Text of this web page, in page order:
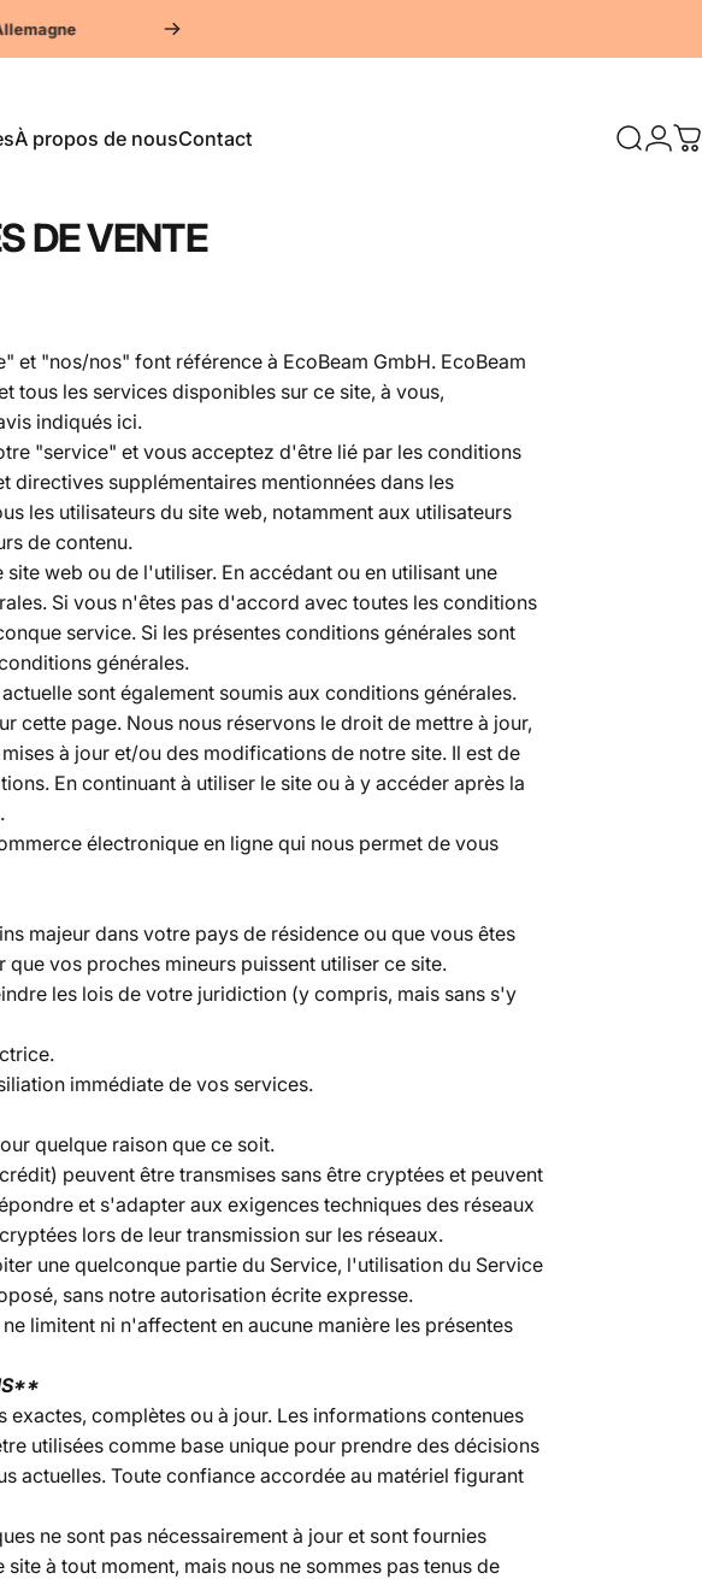
À propos de nousContact
DE VENTE
et "nos/nos" font référence à EcoBeam GmbH. EcoBeam
tous les services disponibles sur ce site, à vous,
indiqués ici.
"service" et vous acceptez d'être lié par les conditions
supplémentaires mentionnées dans les
les utilisateurs du site web, notamment aux utilisateurs
de contenu.
web ou de l'utiliser. En accédant ou en utilisant une
Si vous n'êtes pas d'accord avec toutes les conditions
service. Si les présentes conditions générales sont
générales.
sont également soumis aux conditions générales.
cette page. Nous nous réservons le droit de mettre à jour,
à jour et/ou des modifications de notre site. Il est de
En continuant à utiliser le site ou à y accéder après la
électronique en ligne qui nous permet de vous
majeur dans votre pays de résidence ou que vous êtes
vos proches mineurs puissent utiliser ce site.
les lois de votre juridiction (y compris, mais sans s'y
immédiate de vos services.
quelque raison que ce soit.
peuvent être transmises sans être cryptées et peuvent
et s'adapter aux exigences techniques des réseaux
lors de leur transmission sur les réseaux.
une quelconque partie du Service, l'utilisation du Service
sans notre autorisation écrite expresse.
limitent ni n'affectent en aucune manière les présentes
complètes ou à jour. Les informations contenues
utilisées comme base unique pour prendre des décisions
actuelles. Toute confiance accordée au matériel figurant
ne sont pas nécessairement à jour et sont fournies
à tout moment, mais nous ne sommes pas tenus de